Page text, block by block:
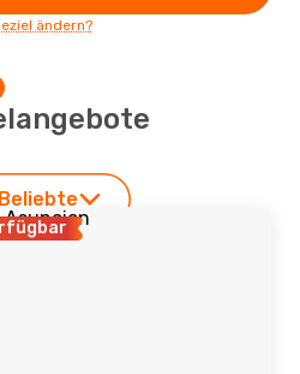
ändern?
Beliebte